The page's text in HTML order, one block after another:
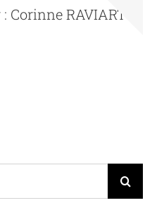
Corinne RAVIART